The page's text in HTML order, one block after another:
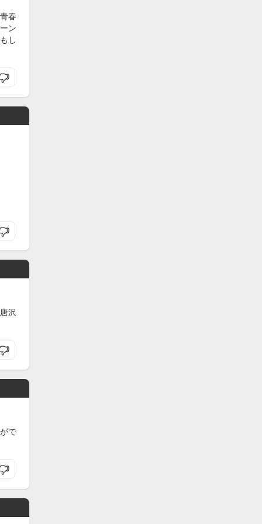
春
ン
し
沢
で